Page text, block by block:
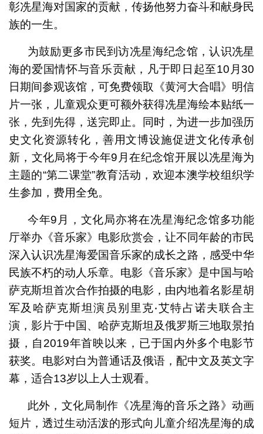
彰冼星海对国家的贡献，传扬他努力奋斗和献身民
族的一生。
为鼓励更多市民到访冼星海纪念馆，认识冼星
海的爱国情怀与音乐贡献，凡于即日起至10月30
日期间参观该馆，可免费领取《黄河大合唱》明信
片一张，儿童观众更可额外获得冼星海绘本贴纸一
张，先到先得，送完即止。同时，为进一步加强历
史文化资源转化，善用文博设施促进文化传承创
新，文化局将于今年9月在纪念馆开展以冼星海为
主题的“第二课堂”教育活动，欢迎本澳学校组织学
生参加，费用全免。
今年9月，文化局亦将在冼星海纪念馆多功能
厅举办《音乐家》电影欣赏会，让不同年龄的市民
深入认识冼星海爱国音乐家的成长之路，感受中华
民族不朽的动人乐章。电影《音乐家》是中国与哈
萨克斯坦首次合作拍摄的电影，由内地着名影星胡
军及哈萨克斯坦演员别里克‧艾特占诺夫联合主
演，影片于中国、哈萨克斯坦及俄罗斯三地取景拍
摄，自2019年首映以来，已于国内外多个电影节
获奖。电影对白为普通话及俄语，配中文及英文字
幕，适合13岁以上人士观看。
此外，文化局制作《冼星海的音乐之路》动画
短片，透过生动活泼的形式向儿童介绍冼星海的成